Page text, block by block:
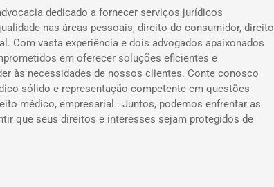
dedicado a fornecer serviços jurídicos
nas áreas pessoais, direito do consumidor, direito
Com vasta experiência e dois advogados apaixonados
em oferecer soluções eficientes e
às necessidades de nossos clientes. Conte conosco
sólido e representação competente em questões
médico, empresarial . Juntos, podemos enfrentar as
que seus direitos e interesses sejam protegidos de